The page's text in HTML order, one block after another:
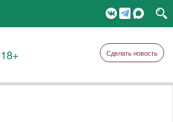
18+ Сделать новость